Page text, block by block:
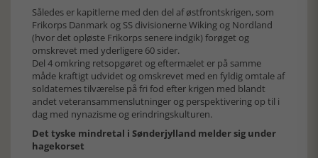
Således er kapitlerne med den del af østfrontskrigen, som
Frikorps Danmark og SS divisionerne Wiking og Nordland
(hvor det opløste Frikorps senere indgik) forøget og
omskrevet med yderligere 60 sider.
Del 4 omkring retsopgøret og eftermælet er på samme
måde kraftigt udvidet og omskrevet med en fyldig omtale af
soldaternes tilværelse på fri fod efter krigen med blandt
andet veteransammenslutninger og perspektivering op til i
dag med nynazisme og erindringskulturen.
Det tyske mindretal i Sønderjylland melder sig under
hagekorset